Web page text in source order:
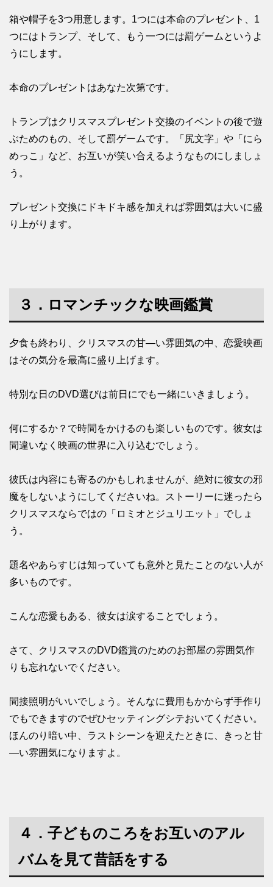
箱や帽子を3つ用意します。1つには本命のプレゼント、1
つにはトランプ、そして、もう一つには罰ゲームというよ
うにします。
本命のプレゼントはあなた次第です。
トランプはクリスマスプレゼント交換のイベントの後で遊
ぶためのもの、そして罰ゲームです。「尻文字」や「にら
めっこ」など、お互いが笑い合えるようなものにしましょ
う。
プレゼント交換にドキドキ感を加えれば雰囲気は大いに盛
り上がります。
３．ロマンチックな映画鑑賞
夕食も終わり、クリスマスの甘―い雰囲気の中、恋愛映画
はその気分を最高に盛り上げます。
特別な日のDVD選びは前日にでも一緒にいきましょう。
何にするか？で時間をかけるのも楽しいものです。彼女は
間違いなく映画の世界に入り込むでしょう。
彼氏は内容にも寄るのかもしれませんが、絶対に彼女の邪
魔をしないようにしてくださいね。ストーリーに迷ったら
クリスマスならではの「ロミオとジュリエット」でしょ
う。
題名やあらすじは知っていても意外と見たことのない人が
多いものです。
こんな恋愛もある、彼女は涙することでしょう。
さて、クリスマスのDVD鑑賞のためのお部屋の雰囲気作
りも忘れないでください。
間接照明がいいでしょう。そんなに費用もかからず手作り
でもできますのでぜひセッティングシテおいてください。
ほんのり暗い中、ラストシーンを迎えたときに、きっと甘
―い雰囲気になりますよ。
４．子どものころをお互いのアル
バムを見て昔話をする